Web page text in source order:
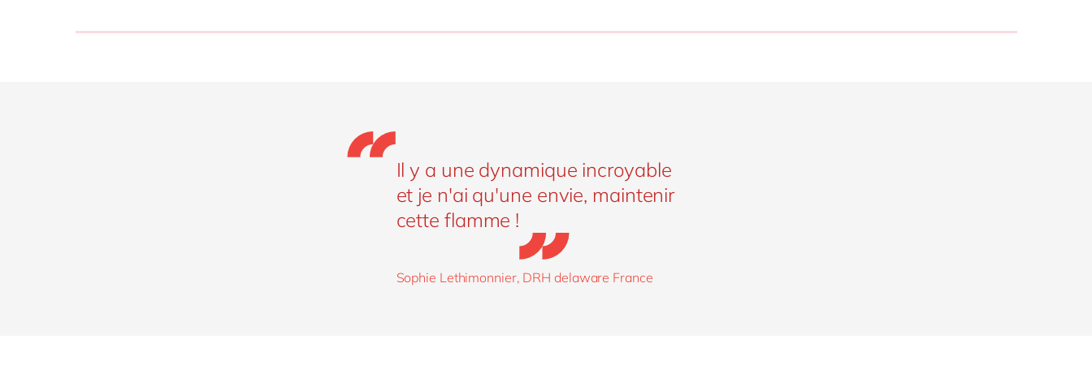
Il y a une dynamique incroyable
et je n'ai qu'une envie, maintenir
cette flamme !
Sophie Lethimonnier, DRH delaware France